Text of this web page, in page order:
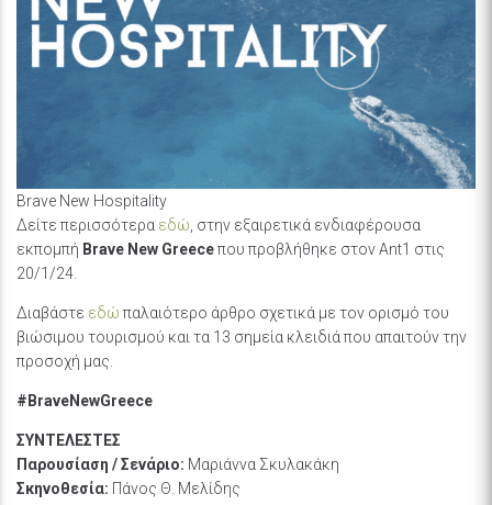
Brave New Hospitality
Δείτε περισσότερα εδώ , στην εξαιρετικά ενδιαφέρουσα
εκπομπή Brave New Greeceπου προβλήθηκε στον Ant1 στις
20/1/24.
Διαβάστε εδώ παλαιότερο άρθρο σχετικά με τον ορισμό του
βιώσιμου τουρισμού και τα 13 σημεία κλειδιά που απαιτούν την
προσοχή μας.
#BraveNewGreece
ΣΥΝΤΕΛΕΣΤΕΣ
Παρουσίαση / Σενάριο: Μαριάννα Σκυλακάκη
Σκηνοθεσία: Πάνος Θ. Μελίδης